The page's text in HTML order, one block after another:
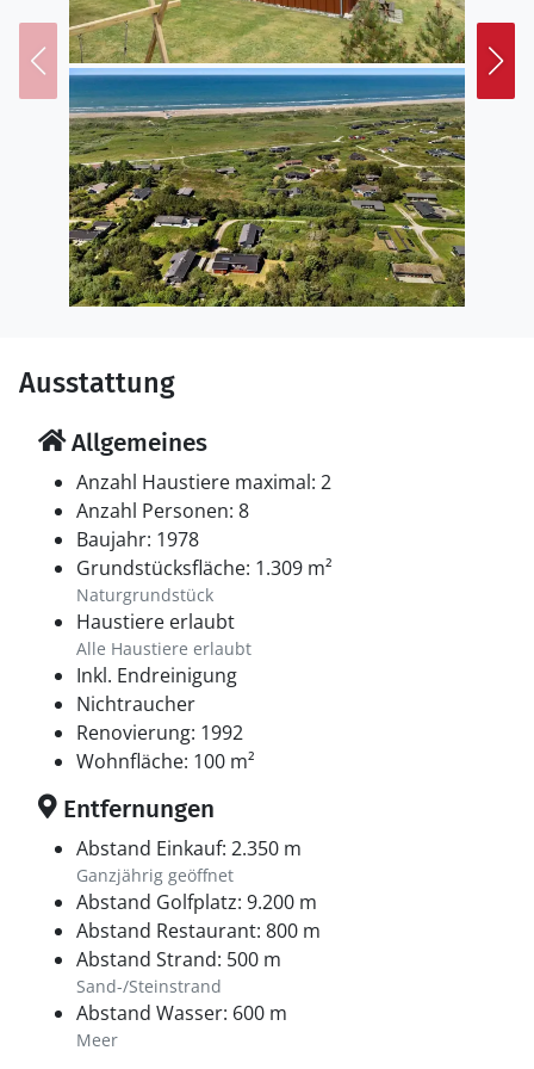
Ausstattung
Allgemeines
Anzahl Haustiere maximal: 2
Anzahl Personen: 8
Baujahr: 1978
Grundstücksfläche: 1.309 m²
Naturgrundstück
Haustiere erlaubt
Alle Haustiere erlaubt
Inkl. Endreinigung
Nichtraucher
Renovierung: 1992
Wohnfläche: 100 m²
Entfernungen
Abstand Einkauf: 2.350 m
Ganzjährig geöffnet
Abstand Golfplatz: 9.200 m
Abstand Restaurant: 800 m
Abstand Strand: 500 m
Sand-/Steinstrand
Abstand Wasser: 600 m
Meer